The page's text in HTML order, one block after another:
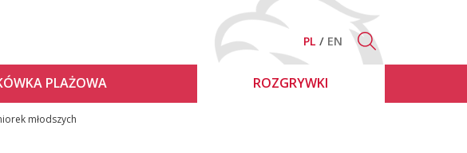
PL EN
PLAŻOWA ROZGRYWKI
młodszych